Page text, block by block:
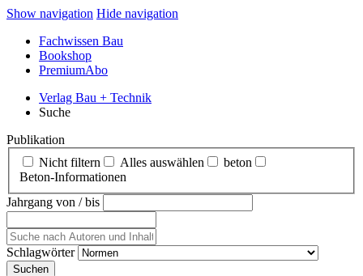
Show navigation Hide navigation
Fachwissen Bau
Bookshop
PremiumAbo
Verlag Bau + Technik
Suche
Publikation
Nicht filtern
Alles auswählen
beton
Beton‑Informationen
Jahrgang von / bis
Schlagwörter